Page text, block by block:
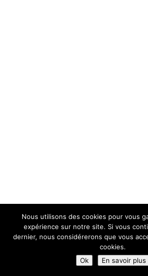
Nous utilisons des cookies pour vous
expérience sur notre site. Si vous
dernier, nous considérerons que vous
cookies.
Ok
En savoir plus